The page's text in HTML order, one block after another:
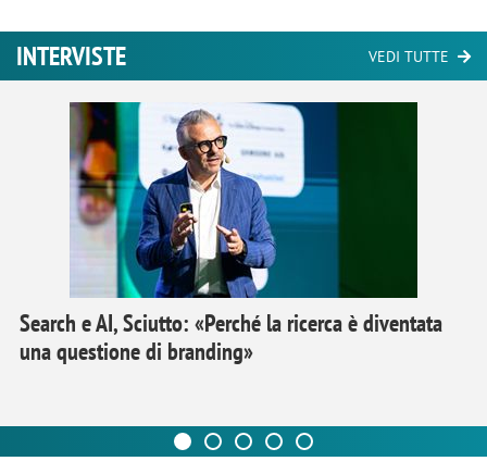
INTERVISTE VEDI TUTTE
Search e AI, Sciutto: «Perché la ricerca è diventata
una questione di branding»